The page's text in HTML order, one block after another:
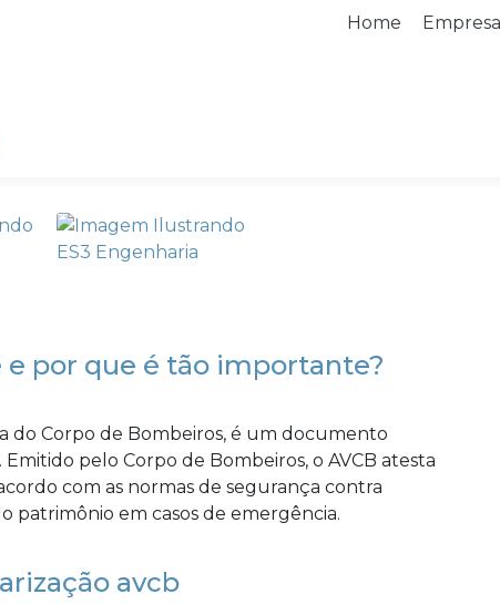
Home Empresa
e por que é tão importante?
do Corpo de Bombeiros, é um documento
pelo Corpo de Bombeiros, o AVCB atesta
com as normas de segurança contra
patrimônio em casos de emergência.
avcb